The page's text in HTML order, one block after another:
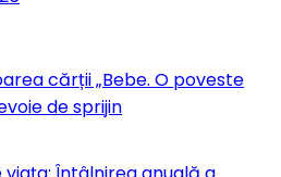
cărții „Bebe. O poveste
de sprijin